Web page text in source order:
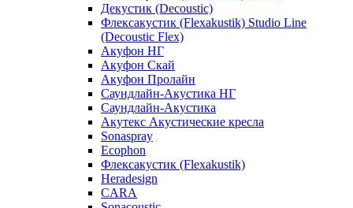
Декустик (Decoustic)
Флексакустик (Flexakustik) Studio Line
(Decoustic Flex)
Акуфон НГ
Акуфон Скай
Акуфон Пролайн
Саундлайн-Акустика НГ
Саундлайн-Акустика
Акутекс Акустические кресла
Sonaspray
Ecophon
Флексакустик (Flexakustik)
Heradesign
CARA